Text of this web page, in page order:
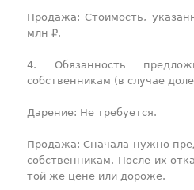
Продажа: Стоимость,
млн ₽.
4. Обязанность
собственникам (в случае
Дарение: Не требуется.
Продажа: Сначала нужно
собственникам. После их
той же цене или дороже.